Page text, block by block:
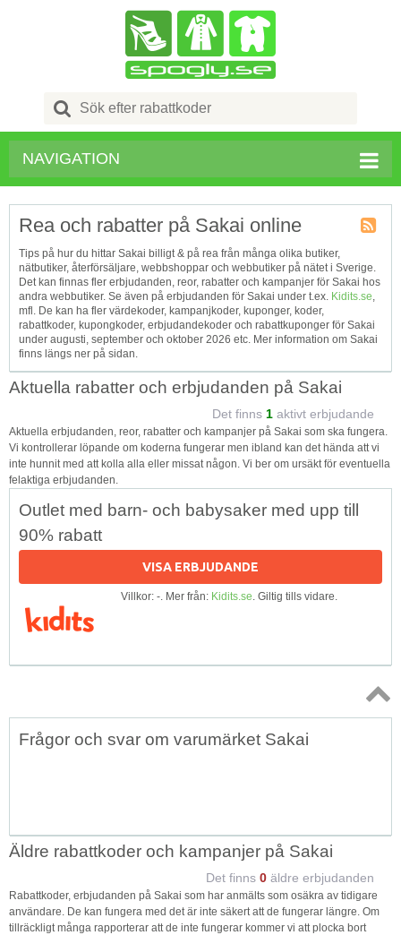
Search
for:
NAVIGATION
RSS
Rea och rabatter på Sakai online
Tips på hur du hittar Sakai billigt & på rea från många olika butiker,
nätbutiker, återförsäljare, webbshoppar och webbutiker på nätet i Sverige.
Det kan finnas fler erbjudanden, reor, rabatter och kampanjer för Sakai hos
andra webbutiker. Se även på erbjudanden för Sakai under t.ex. Kidits.se,
mfl. De kan ha fler värdekoder, kampanjkoder, kuponger, koder,
rabattkoder, kupongkoder, erbjudandekoder och rabattkuponger för Sakai
under augusti, september och oktober 2026 etc. Mer information om Sakai
finns längs ner på sidan.
Aktuella rabatter och erbjudanden på Sakai
Det finns 1 aktivt erbjudande
Aktuella erbjudanden, reor, rabatter och kampanjer på Sakai som ska fungera.
Vi kontrollerar löpande om koderna fungerar men ibland kan det hända att vi
inte hunnit med att kolla alla eller missat någon. Vi ber om ursäkt för eventuella
felaktiga erbjudanden.
Outlet med barn- och babysaker med upp till
90% rabatt
VISA ERBJUDANDE
Villkor: -. Mer från: Kidits.se. Giltig tills vidare.
Topp
Frågor och svar om varumärket Sakai
Äldre rabattkoder och kampanjer på Sakai
Det finns 0 äldre erbjudanden
Rabattkoder, erbjudanden på Sakai som har anmälts som osäkra av tidigare
användare. De kan fungera med det är inte säkert att de fungerar längre. Om
tillräckligt många rapporterar att de inte fungerar kommer vi att plocka bort